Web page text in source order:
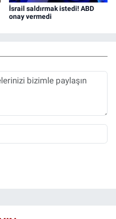
İsrail saldırmak istedi! ABD
onay vermedi